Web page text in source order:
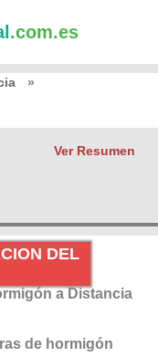
.com.es
»
Ver Resumen
DEL
a Distancia
de hormigón